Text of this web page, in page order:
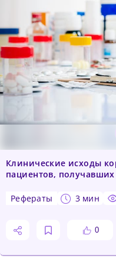
Клинические исходы
пациентов,
рефераты 3 мин
0